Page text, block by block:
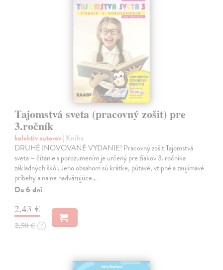
Tajomstvá sveta (pracovný zošit) pre
3.ročník
kolektív autorov| Kniha
DRUHÉ INOVOVANÉ VYDANIE! Pracovný zošit Tajomstvá
sveta – čítanie s porozumením je určený pre žiakov 3. ročníka
základných škôl. Jeho obsahom sú krátke, pútavé, vtipné a zaujímavé
príbehy a na ne nadväzujúce…
Do 6 dní
2,43 €
2,50 € ?